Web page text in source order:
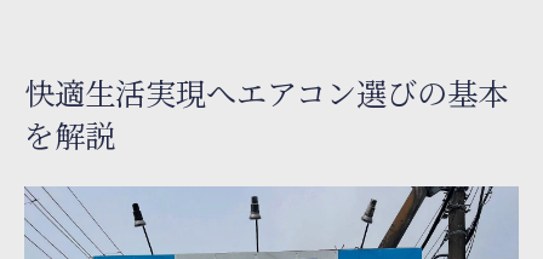
快適生活へつなぐ空調設備選びの要点
空調のHOSONO推奨のチェックポイント
宮城野区の気候に合う快適生活のヒント
失敗しないための設置条件と工事の注意
快適生活実現へエアコン選びの基本
を解説